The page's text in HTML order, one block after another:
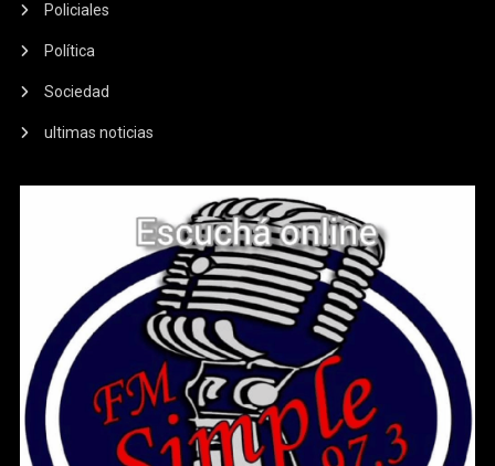
Policiales
Política
Sociedad
ultimas noticias